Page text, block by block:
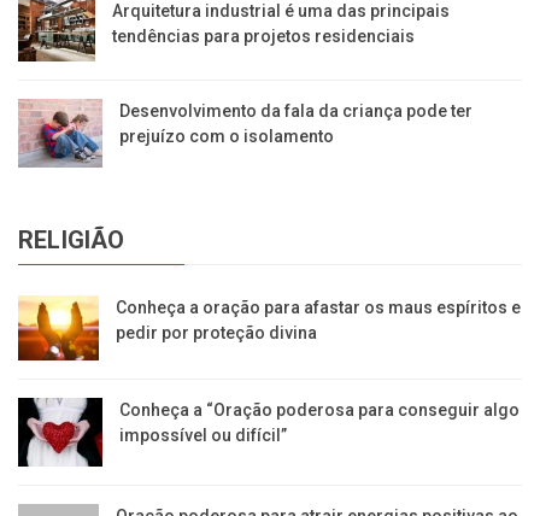
Arquitetura industrial é uma das principais
tendências para projetos residenciais
Desenvolvimento da fala da criança pode ter
prejuízo com o isolamento
RELIGIÃO
Conheça a oração para afastar os maus espíritos e
pedir por proteção divina
Conheça a “Oração poderosa para conseguir algo
impossível ou difícil”